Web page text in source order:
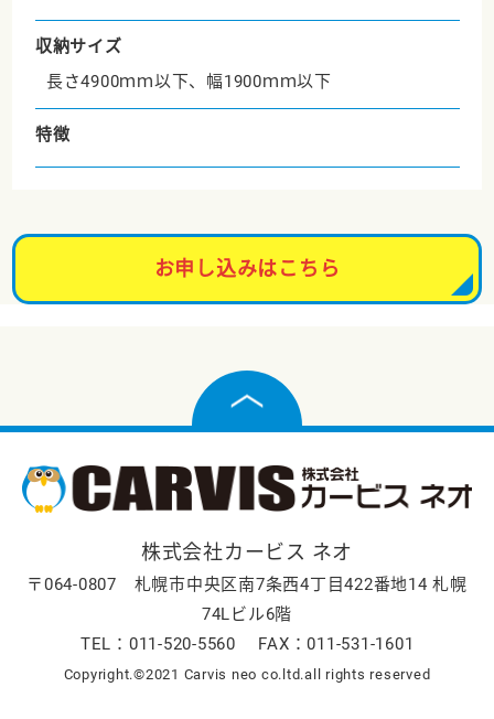
収納サイズ
長さ4900ｍｍ以下、幅1900ｍｍ以下
特徴
お申し込みはこちら
株式会社カービス ネオ
〒064-0807 札幌市中央区南7条西4丁目422番地14 札幌
74Lビル6階
TEL：011-520-5560 FAX：011-531-1601
Copyright.©2021 Carvis neo co.ltd.all rights reserved